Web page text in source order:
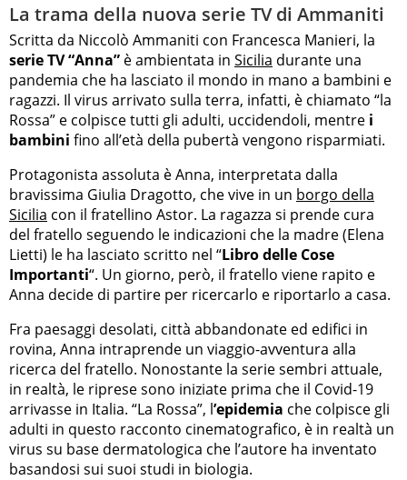
La trama della nuova serie TV di Ammaniti
Scritta da Niccolò Ammaniti con Francesca Manieri, la
serie TV “Anna” è ambientata in Sicilia durante una
pandemia che ha lasciato il mondo in mano a bambini e
ragazzi. Il virus arrivato sulla terra, infatti, è chiamato “la
Rossa” e colpisce tutti gli adulti, uccidendoli, mentre i
bambini fino all’età della pubertà vengono risparmiati.
Protagonista assoluta è Anna, interpretata dalla
bravissima Giulia Dragotto, che vive in un borgo della
Sicilia con il fratellino Astor. La ragazza si prende cura
del fratello seguendo le indicazioni che la madre (Elena
Lietti) le ha lasciato scritto nel “Libro delle Cose
Importanti“. Un giorno, però, il fratello viene rapito e
Anna decide di partire per ricercarlo e riportarlo a casa.
Fra paesaggi desolati, città abbandonate ed edifici in
rovina, Anna intraprende un viaggio-avventura alla
ricerca del fratello. Nonostante la serie sembri attuale,
in realtà, le riprese sono iniziate prima che il Covid-19
arrivasse in Italia. “La Rossa”, l’epidemia che colpisce gli
adulti in questo racconto cinematografico, è in realtà un
virus su base dermatologica che l’autore ha inventato
basandosi sui suoi studi in biologia.